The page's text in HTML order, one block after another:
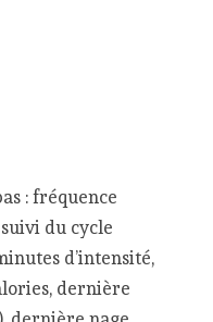
: fréquence
du cycle
d’intensité,
dernière